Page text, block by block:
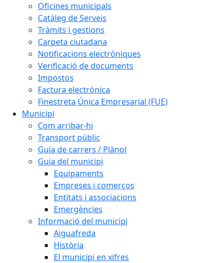
Oficines municipals
Catàleg de Serveis
Tràmits i gestions
Carpeta ciutadana
Notificacions electròniques
Verificació de documents
Impostos
Factura electrònica
Finestreta Única Empresarial (FUE)
Municipi
Com arribar-hi
Transport públic
Guia de carrers / Plànol
Guia del municipi
Equipaments
Empreses i comerços
Entitats i associacions
Emergències
Informació del municipi
Aiguafreda
Història
El municipi en xifres